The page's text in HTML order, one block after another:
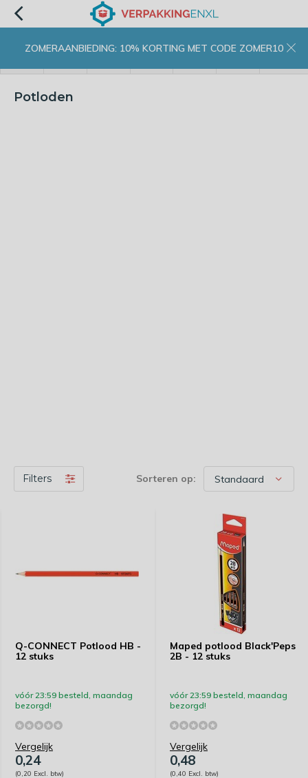
ZOMERAANBIEDING: 10% KORTING MET CODE ZOMER10
Potloden
Filters Sorteren op:
Q-CONNECT Potlood HB -
12 stuks
vóór 23:59 besteld, maandag
bezorgd!
Vergelijk
0,24
(0,20 Excl. btw)
Maped potlood Black'Peps
2B - 12 stuks
vóór 23:59 besteld, maandag
bezorgd!
Vergelijk
0,48
(0,40 Excl. btw)